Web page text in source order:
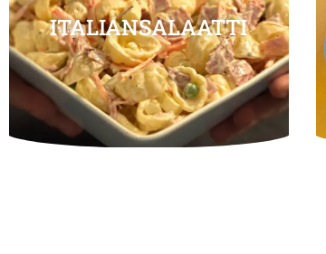
ITALIANSALAATTI